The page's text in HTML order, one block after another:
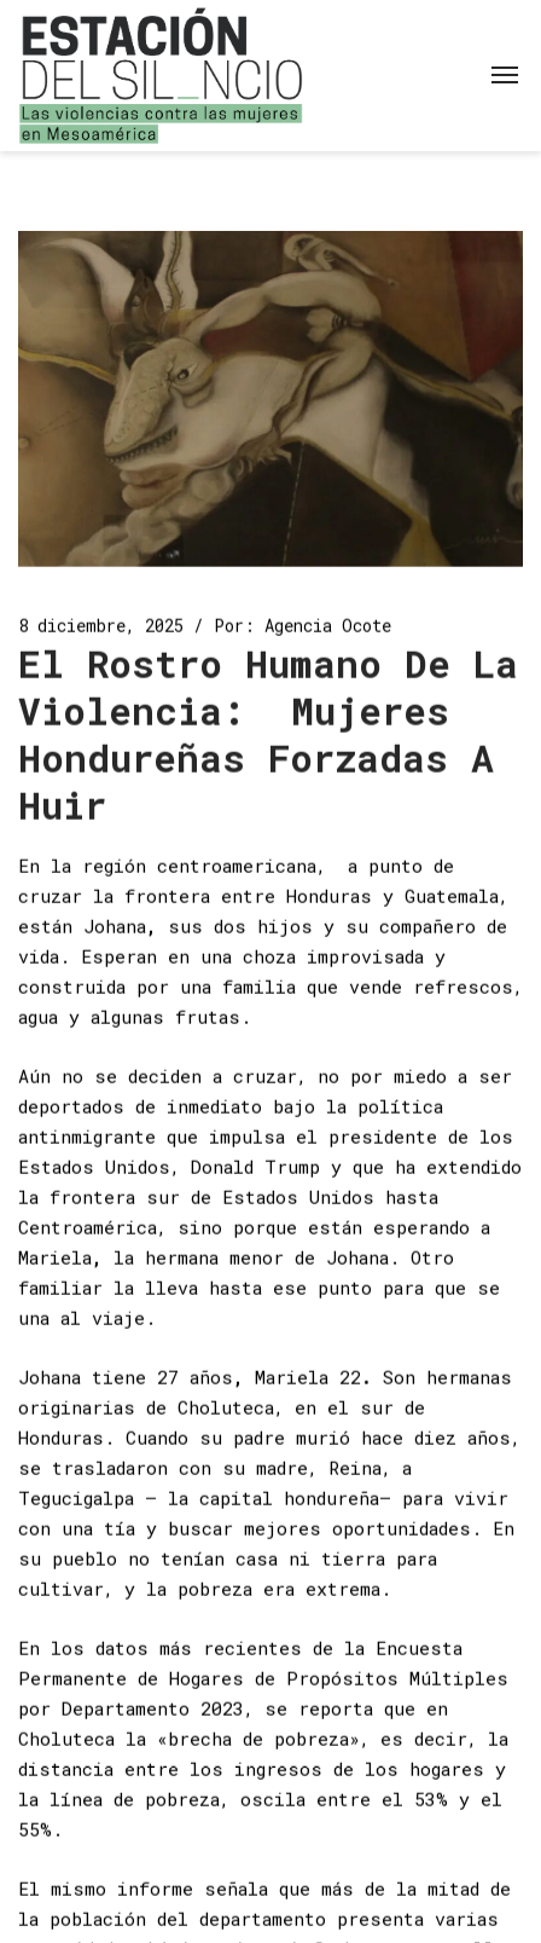
8 diciembre, 2025 Por: Agencia Ocote
El Rostro Humano De La
Violencia: Mujeres
Hondureñas Forzadas A
En la región centroamericana, a punto de
cruzar la frontera entre Honduras y Guatemala,
están Johana, sus dos hijos y su compañero de
vida. Esperan en una choza improvisada y
construida por una familia que vende refrescos,
Aún no se deciden a cruzar, no por miedo a ser
deportados de inmediato bajo lapolítica
antinmigranteque impulsa el presidente de los
Estados Unidos, Donald Trump y que ha extendido
la frontera sur de Estados Unidos hasta
Centroamérica, sino porque están esperando a
Mariela, la hermana menor de Johana. Otro
familiar la lleva hasta ese punto para que se
Johana tiene 27 años,Mariela 22 .Son hermanas
originarias de Choluteca, en el sur de
Honduras. Cuando su padre murió hace diez años,
se trasladaron con su madre, Reina, a
Tegucigalpa – la capital hondureña– para vivir
con una tía y buscar mejores oportunidades. En
su pueblo no tenían casa ni tierra para
En los datos más recientes de la Encuesta
Permanente de Hogares de Propósitos Múltiples
por Departamento 2023, se reporta que en
Choluteca la «brecha de pobreza», es decir, la
distancia entre los ingresos de los hogares y
la línea de pobreza, oscila entre el 53% y el
El mismo informe señala que más de la mitad de